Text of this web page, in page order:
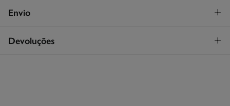
Composição
Cuidados
Envio
STANDARD
Devoluções